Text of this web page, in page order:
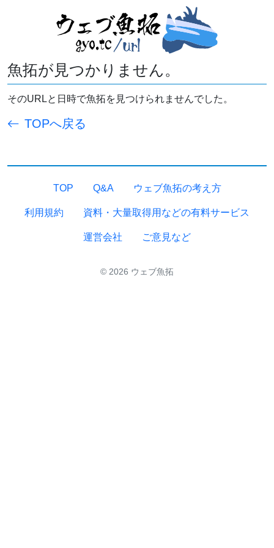
魚拓が見つかりません。
そのURLと日時で魚拓を見つけられませんでした。
TOPへ戻る
TOP Q&A ウェブ魚拓の考え方
利用規約 資料・大量取得用などの有料サービス
運営会社 ご意見など
© 2026 ウェブ魚拓